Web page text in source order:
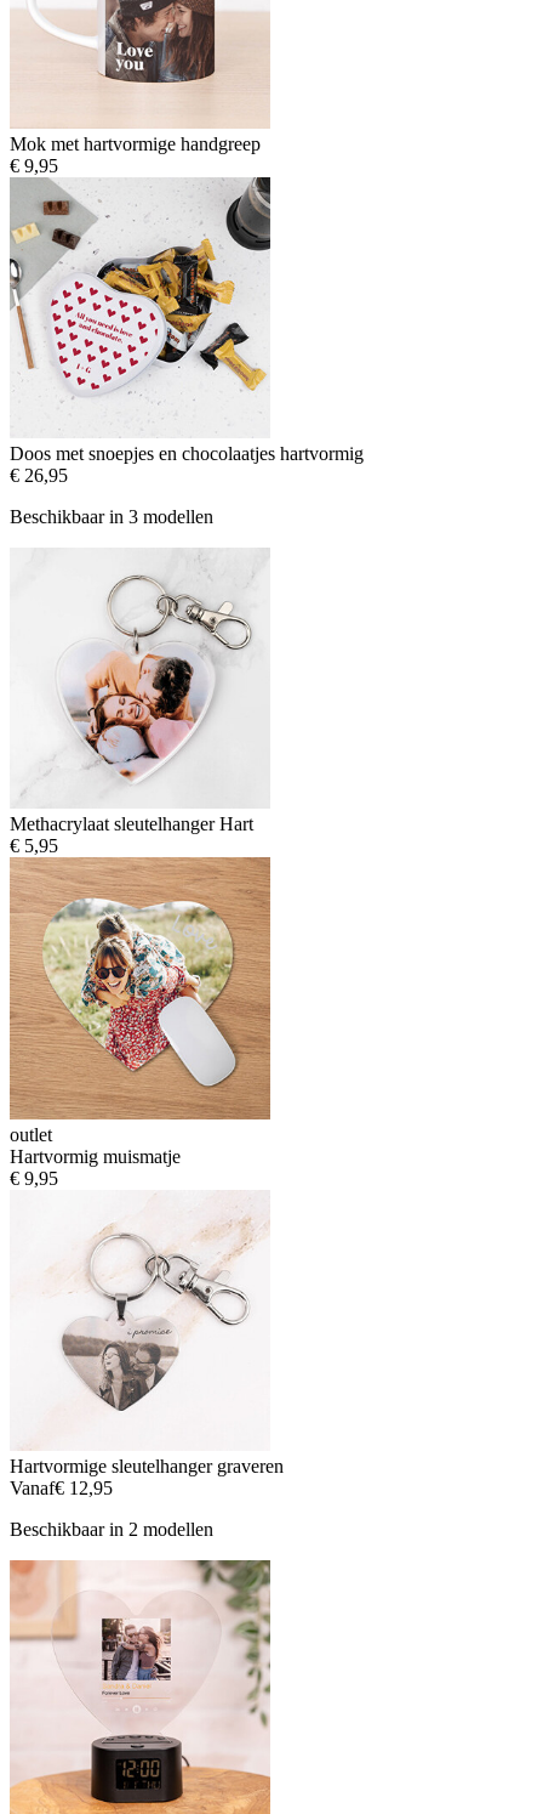
Mok met hartvormige handgreep
€ 9,95
Doos met snoepjes en chocolaatjes hartvormig
€ 26,95
Beschikbaar in 3 modellen
Methacrylaat sleutelhanger Hart
€ 5,95
outlet
Hartvormig muismatje
€ 9,95
Hartvormige sleutelhanger graveren
Vanaf€ 12,95
Beschikbaar in 2 modellen